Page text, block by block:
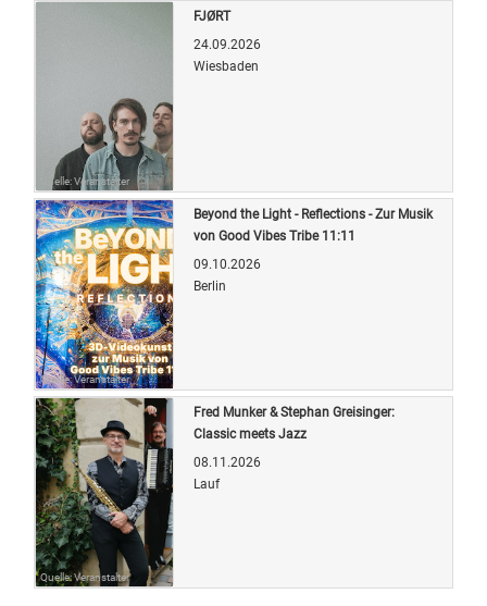
Quelle: Veranstalter
FJØRT
24.09.2026
Wiesbaden
Quelle: Veranstalter
Beyond the Light - Reflections - Zur Musik
von Good Vibes Tribe 11:11
09.10.2026
Berlin
Quelle: Veranstalter
Fred Munker & Stephan Greisinger:
Classic meets Jazz
08.11.2026
Lauf